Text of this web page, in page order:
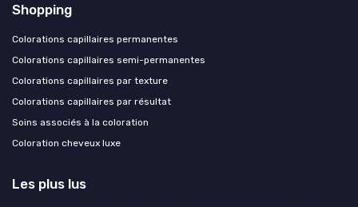
Shopping
Colorations capillaires permanentes
Colorations capillaires semi-permanentes
Colorations capillaires par texture
Colorations capillaires par résultat
Soins associés à la coloration
Coloration cheveux luxe
Les plus lus